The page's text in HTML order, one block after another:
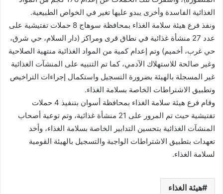
الغذائية الفاسدة وأخرى يبدو عليها تغير في الخواص الطبيعية.
ونفذ فرع هيئة سلامة الغذاء بمحافظة سوهاج 8 حملات تفتيشية على
عدد 27 منشأة غذائية في نطاق قرى ومراكز (دار السلام، حي شرق،
حي غرب، أخميم) وتم إعدام كمية من المواد الغذائية منتهية الصلاحية
وغير صالحة للاستهلاك الآدمي، كما تم التنبيه على المنشآت الغذائية
غير المسجلة بالهيئة بضرورة التسجيل واستكمال إجراءات التراخيص
وتطبيق الاشتراطات الخاصة بسلامة الغذاء.
وقام فرع هيئة سلامة الغذاء بمحافظة أسوان بتنفيذ 4 حملات
تفتيشية حيث تم المرور على 21 منشأة غذائية، وتم توعية أصحاب
المنشآت الغذائية بتحسين التدابير الخاصة بسلامة الغذاء، وأخد
تعهدات بتطبيق الاشتراطات الواجبة والتسجيل بالهيئة القومية
لسلامة الغذاء.
هيئة الغذاء